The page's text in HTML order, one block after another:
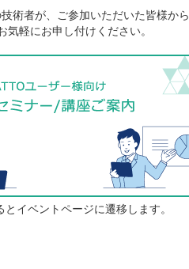
術者が、ご参加いただいた皆様か
軽にお申し付けください。
イベントページに遷移します。